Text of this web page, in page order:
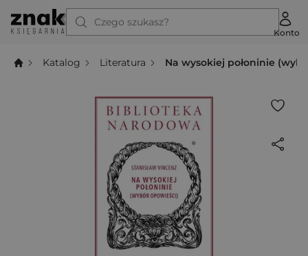
Czego szukasz?
Konto
Katalog Literatura Na wysokiej połoninie